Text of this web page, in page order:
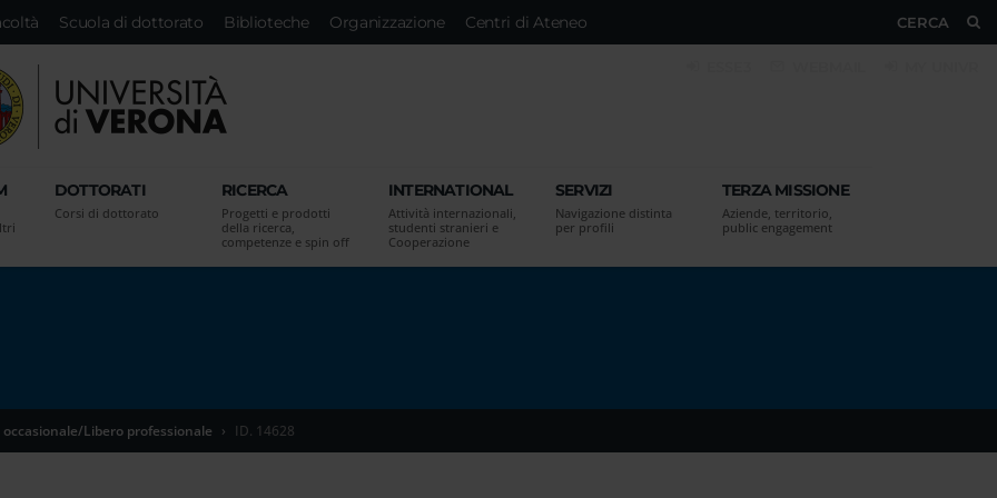
CERCA
Scuola di dottorato Biblioteche Organizzazione Centri di Ateneo
DOTTORATI
Corsi di dottorato
RICERCA
Progetti e prodotti
della ricerca,
competenze e spin off
INTERNATIONAL
Attività internazionali,
studenti stranieri e
Cooperazione
SERVIZI
Navigazione distinta
per profili
TERZA MISSIONE
Aziende, territorio,
public engagement
Libero professionale ID. 14628